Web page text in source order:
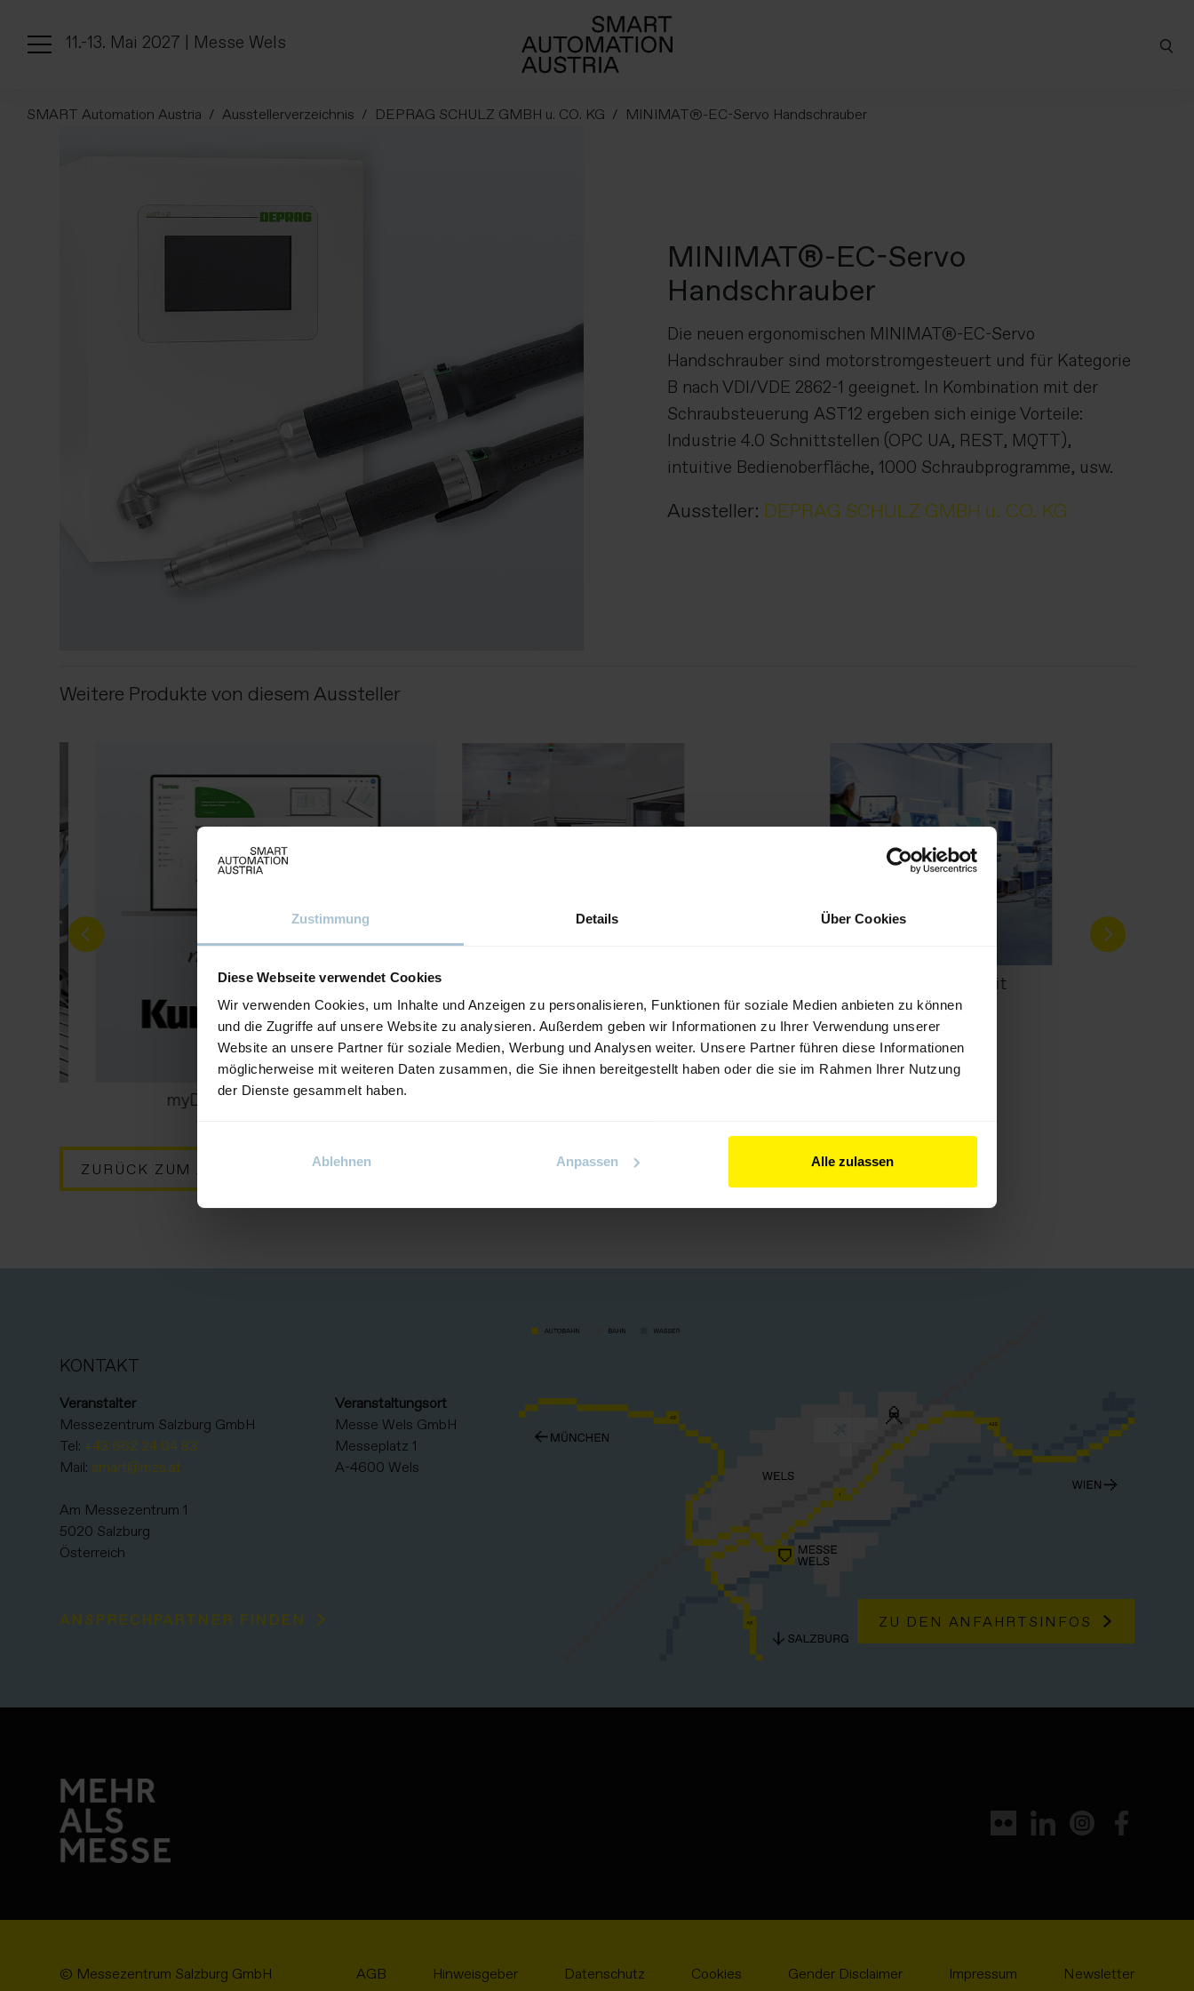
Zustimmung Details Über Cookies
Diese Webseite verwendet Cookies
Wir verwenden Cookies, um Inhalte und Anzeigen zu personalisieren, Funktionen für soziale Medien anbieten zu können
und die Zugriffe auf unsere Website zu analysieren. Außerdem geben wir Informationen zu Ihrer Verwendung unserer
Website an unsere Partner für soziale Medien, Werbung und Analysen weiter. Unsere Partner führen diese Informationen
möglicherweise mit weiteren Daten zusammen, die Sie ihnen bereitgestellt haben oder die sie im Rahmen Ihrer Nutzung
der Dienste gesammelt haben.
Ablehnen Anpassen Alle zulassen
11.-13. Mai 2027 | Messe Wels
SMART Automation Austria Ausstellerverzeichnis DEPRAG SCHULZ GMBH u. CO. KG MINIMAT®-EC-Servo Handschrauber
MINIMAT®-EC-Servo
Handschrauber
Die neuen ergonomischen MINIMAT®-EC-Servo
Handschrauber sind motorstromgesteuert und für Kategorie
B nach VDI/VDE 2862-1 geeignet. In Kombination mit der
Schraubsteuerung AST12 ergeben sich einige Vorteile:
Industrie 4.0 Schnittstellen (OPC UA, REST, MQTT),
intuitive Bedienoberfläche, 1000 Schraubprogramme, usw.
Aussteller: DEPRAG SCHULZ GMBH u. CO. KG
Weitere Produkte von diesem Aussteller
myDEPRAG Kundenportal
DEPRAG Cockpit
ZURÜCK ZUM AUSSTELLER
KONTAKT
Veranstalter
Messezentrum Salzburg GmbH
Tel:+43 662 24 04 83
Mail: smart@mzs.at
Am Messezentrum 1
5020 Salzburg
Österreich
Veranstaltungsort
Messe Wels GmbH
Messeplatz 1
A-4600 Wels
ANSPRECHPARTNER FINDEN ZU DEN ANFAHRTSINFOS
© Messezentrum Salzburg GmbH AGB Hinweisgeber Datenschutz Cookies Gender Disclaimer Impressum Newsletter